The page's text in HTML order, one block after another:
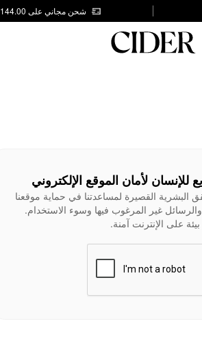
شحن مجاني على AED 144.00
لأمان الموقع الإلكتروني
البشرية القصيرة لمساعدتنا في حماية موقعنا
غير المرغوب فيها وسوء الاستخدام.
على الإنترنت آمنة.